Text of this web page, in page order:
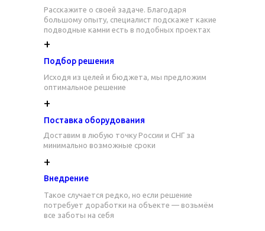
Подбор решения
Поставка оборудования
Внедрение
Расскажите о своей задаче. Благодаря
большому опыту, специалист подскажет какие
подводные камни есть в подобных проектах
Исходя из целей и бюджета, мы предложим
оптимальное решение
Доставим в любую точку России и СНГ за
минимально возможные сроки
Такое случается редко, но если решение
потребует доработки на объекте — возьмём
все заботы на себя
+
+
+